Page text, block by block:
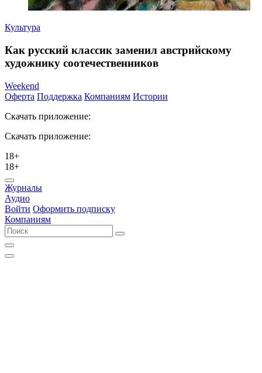
Культура
Как русский классик заменил австрийскому
художнику соотечественников
Weekend
Оферта Поддержка Компаниям Истории
Скачать приложение:
Скачать приложение:
18+
18+
Журналы
Аудио
Войти Оформить подписку
Компаниям